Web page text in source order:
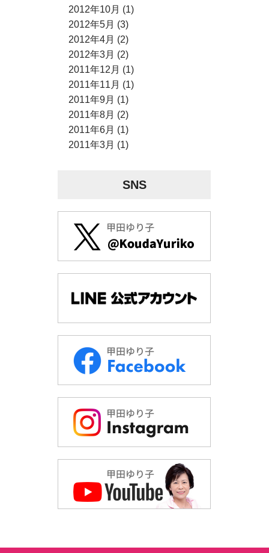
2012年10月 (1)
2012年5月 (3)
2012年4月 (2)
2012年3月 (2)
2011年12月 (1)
2011年11月 (1)
2011年9月 (1)
2011年8月 (2)
2011年6月 (1)
2011年3月 (1)
SNS